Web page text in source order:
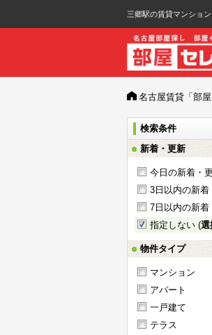
三郷駅の賃貸マンショ
名古屋賃貸「部屋
検索条件
新着・更新
今日の新着・
3日以内の新着
7日以内の新着
指定しない (選
物件タイプ
マンション
アパート
一戸建て
テラス